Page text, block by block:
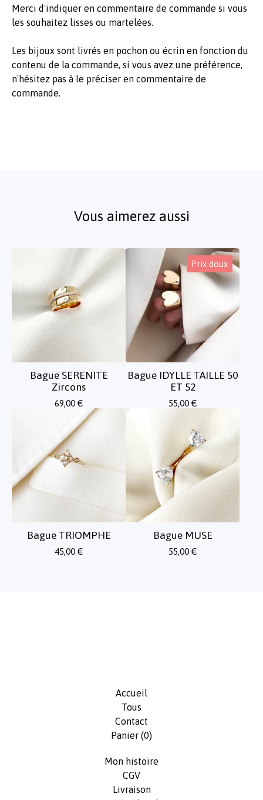
Merci d'indiquer en commentaire de commande si vous
les souhaitez lisses ou martelées.
Les bijoux sont livrés en pochon ou écrin en fonction du
contenu de la commande, si vous avez une préférence,
n'hésitez pas à le préciser en commentaire de
commande.
Vous aimerez aussi
Bague SERENITE
Zircons
69,00 €
Prix doux
Bague IDYLLE TAILLE 50
ET 52
55,00 €
Bague TRIOMPHE
45,00 €
Bague MUSE
55,00 €
Accueil
Tous
Contact
Panier (0)
Mon histoire
CGV
Livraison